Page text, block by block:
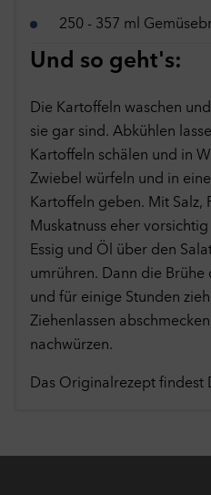
250 - 357 ml
Und so geht's:
Die Kartoffeln waschen
sie gar sind. Abkühlen
Kartoffeln schälen und in
Zwiebel würfeln und in
Kartoffeln geben. Mit Salz,
Muskatnuss eher
Essig und Öl über den
umrühren. Dann die Brühe
und für einige Stunden
Ziehenlassen
nachwürzen.
Das Originalrezept findest